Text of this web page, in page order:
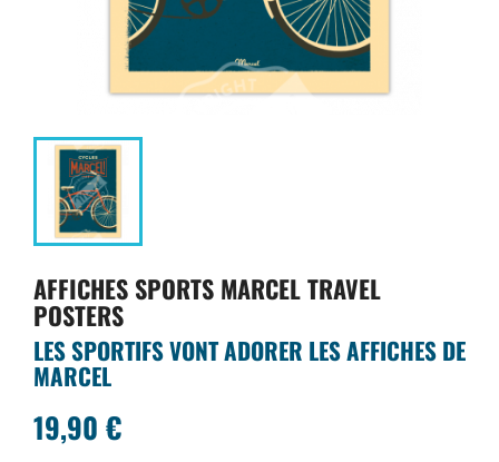
AFFICHES SPORTS MARCEL TRAVEL
POSTERS
LES SPORTIFS VONT ADORER LES AFFICHES DE
MARCEL
19,90 €